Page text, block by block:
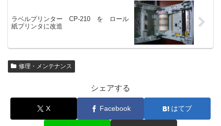
ラベルプリンター CP-210 を ロール
紙プリンタに改造
修理・メンテナンス
シェアする
X Facebook はてブ